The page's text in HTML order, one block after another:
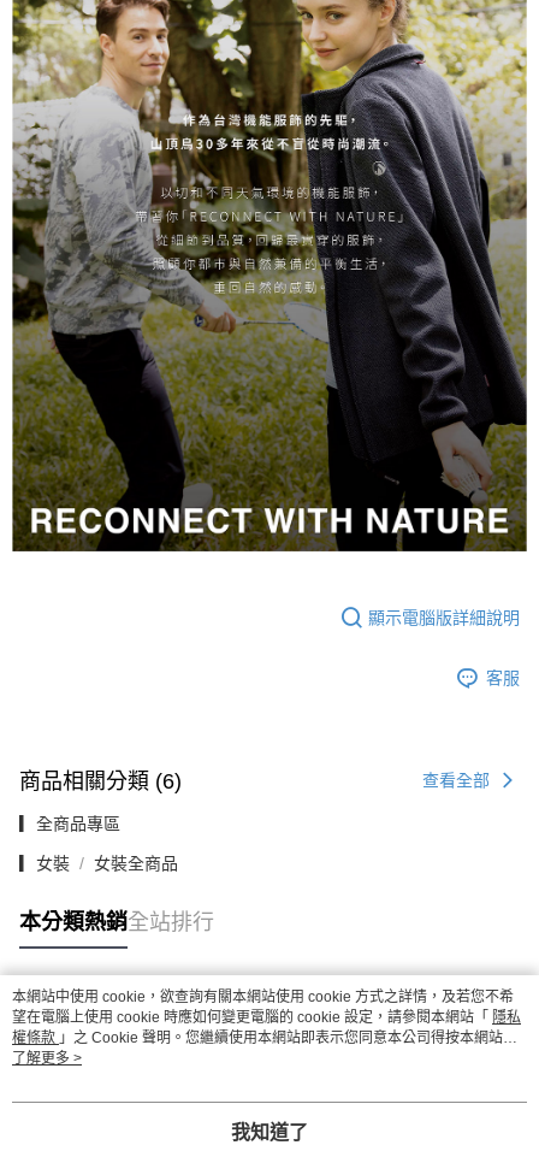
顯示電腦版詳細說明
客服
商品相關分類 (6) 查看全部
▎全商品專區
▎女裝 女裝全商品
本分類熱銷全站排行
熱門標籤
本網站中使用 cookie，欲查詢有關本網站使用 cookie 方式之詳情，及若您不希
望在電腦上使用 cookie 時應如何變更電腦的 cookie 設定，請參閱本網站「 隱私
權條款 」之 Cookie 聲明。您繼續使用本網站即表示您同意本公司得按本網站使
用條款之 Cookie 聲明使用 cookie。
了解更多 >
我知道了